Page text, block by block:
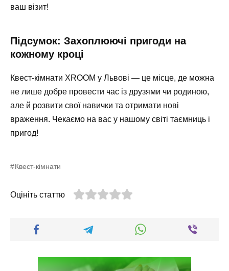
ваш візит!
Підсумок: Захоплюючі пригоди на
кожному кроці
Квест-кімнати XROOM у Львові — це місце, де можна
не лише добре провести час із друзями чи родиною,
але й розвити свої навички та отримати нові
враження. Чекаємо на вас у нашому світі таємниць і
пригод!
Квест-кімнати
Оцініть статтю